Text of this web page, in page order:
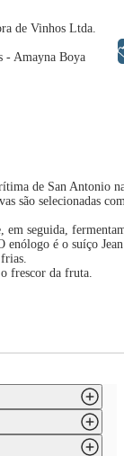
de Vinhos Ltda.
- Amayna Boya
de San Antonio
são selecionadas
em seguida,
enólogo é o suíço Jean
frescor da fruta.
Libras